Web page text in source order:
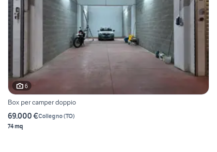
6
Box per camper doppio
69.000 €Collegno(TO)
74 mq